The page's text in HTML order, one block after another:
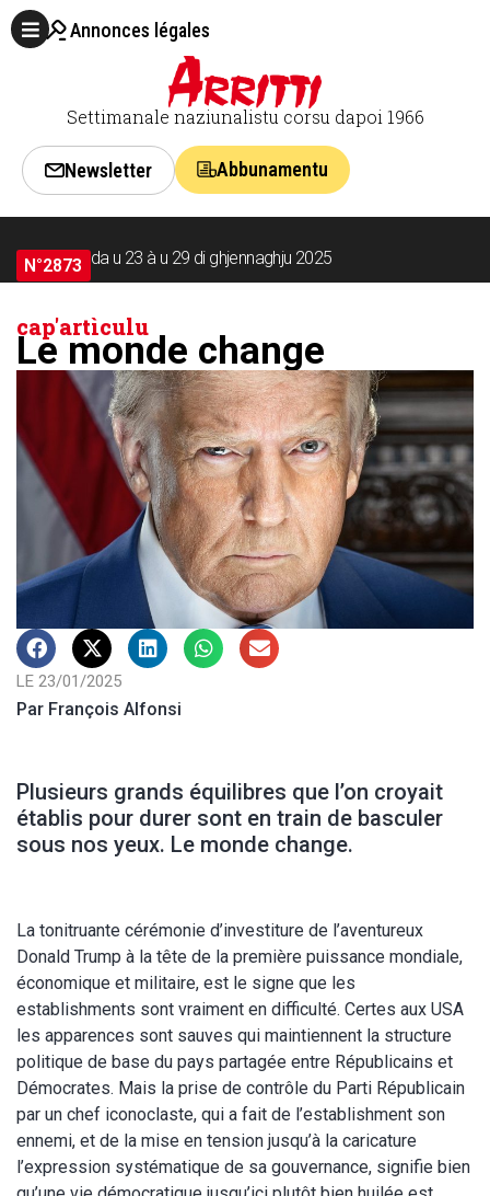
Annonces légales
Settimanale naziunalistu corsu dapoi 1966
Newsletter Abbunamentu
N°2873 da u 23 à u 29 di ghjennaghju 2025
cap'artìculu
Le monde change
LE 23/01/2025
Par François Alfonsi
Plusieurs grands équilibres que l’on croyait
établis pour durer sont en train de basculer
sous nos yeux. Le monde change.
La tonitruante cérémonie d’investiture de l’aventureux
Donald Trump à la tête de la première puissance mondiale,
économique et militaire, est le signe que les
establishments sont vraiment en difficulté. Certes aux USA
les apparences sont sauves qui maintiennent la structure
politique de base du pays partagée entre Républicains et
Démocrates. Mais la prise de contrôle du Parti Républicain
par un chef iconoclaste, qui a fait de l’establishment son
ennemi, et de la mise en tension jusqu’à la caricature
l’expression systématique de sa gouvernance, signifie bien